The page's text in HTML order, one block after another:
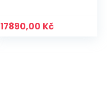
17890,00 Kč